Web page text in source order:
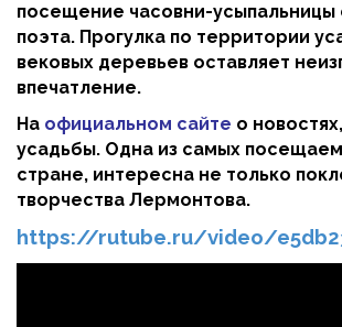
посещение часовни-усыпальницы
поэта. Прогулка по территории
вековых деревьев оставляет
впечатление.
На официальном сайте о
усадьбы. Одна из самых
стране, интересна не только
творчества Лермонтова.
https://rutube.ru/video/